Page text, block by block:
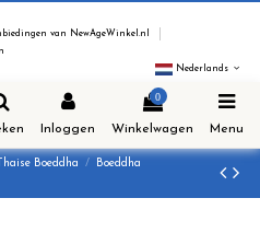
van NewAgeWinkel.nl
Nederlands
Inloggen
0
Winkelwagen Menu
Thaise Boeddha
Boeddha